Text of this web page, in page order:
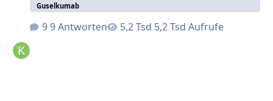
Guselkumab
9 Antworten 5,2 Tsd Aufrufe